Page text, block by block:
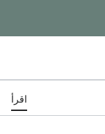
اقرأ